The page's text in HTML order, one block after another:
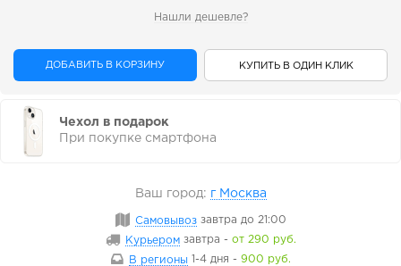
Нашли дешевле?
ДОБАВИТЬ В КОРЗИНУ КУПИТЬ В ОДИН КЛИК
Чехол в подарок
При покупке смартфона
Ваш город: г Москва
Самовывоз завтра до 21:00
Курьером завтра - от 290 руб.
В регионы
1-4 дня - 900 руб.